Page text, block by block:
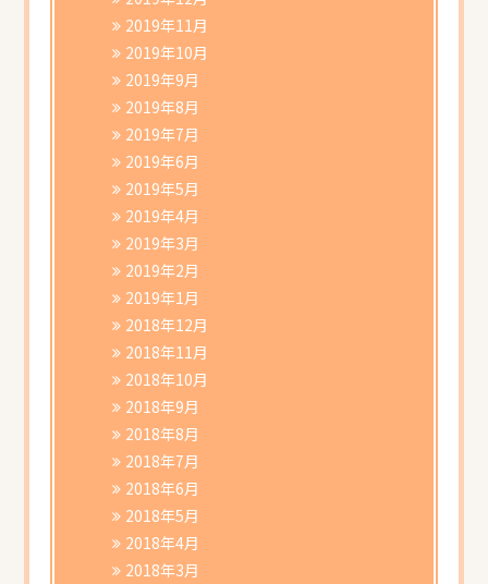
2019年11月
2019年10月
2019年9月
2019年8月
2019年7月
2019年6月
2019年5月
2019年4月
2019年3月
2019年2月
2019年1月
2018年12月
2018年11月
2018年10月
2018年9月
2018年8月
2018年7月
2018年6月
2018年5月
2018年4月
2018年3月